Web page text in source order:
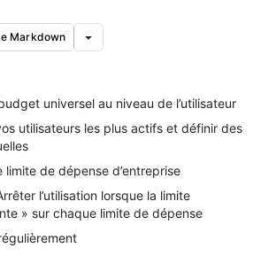
Markdown
universel au niveau de l’utilisateur
utilisateurs les plus actifs et définir des
limite de dépense d’entreprise
l’utilisation lorsque la limite
» sur chaque limite de dépense